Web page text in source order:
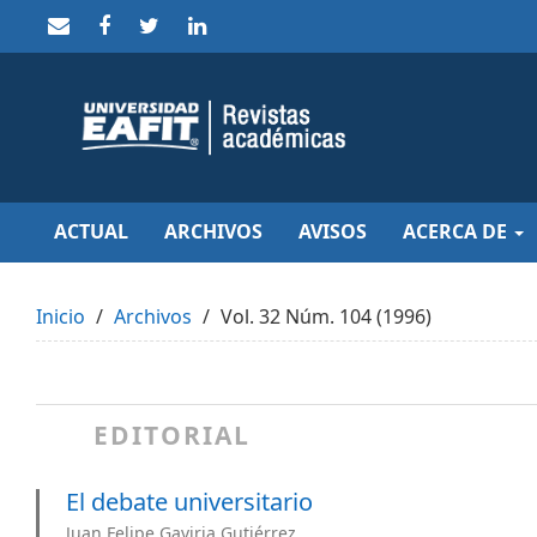
to
Main
Navigation
Content
Sidebar
ACTUAL ARCHIVOS AVISOS ACERCA DE
Inicio Archivos Vol. 32 Núm. 104 (1996)
EDITORIAL
El debate universitario